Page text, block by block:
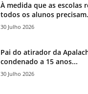
À medida que as escolas
todos os alunos
30 Julho 2026
Pai do atirador da
condenado a 15 anos...
30 Julho 2026